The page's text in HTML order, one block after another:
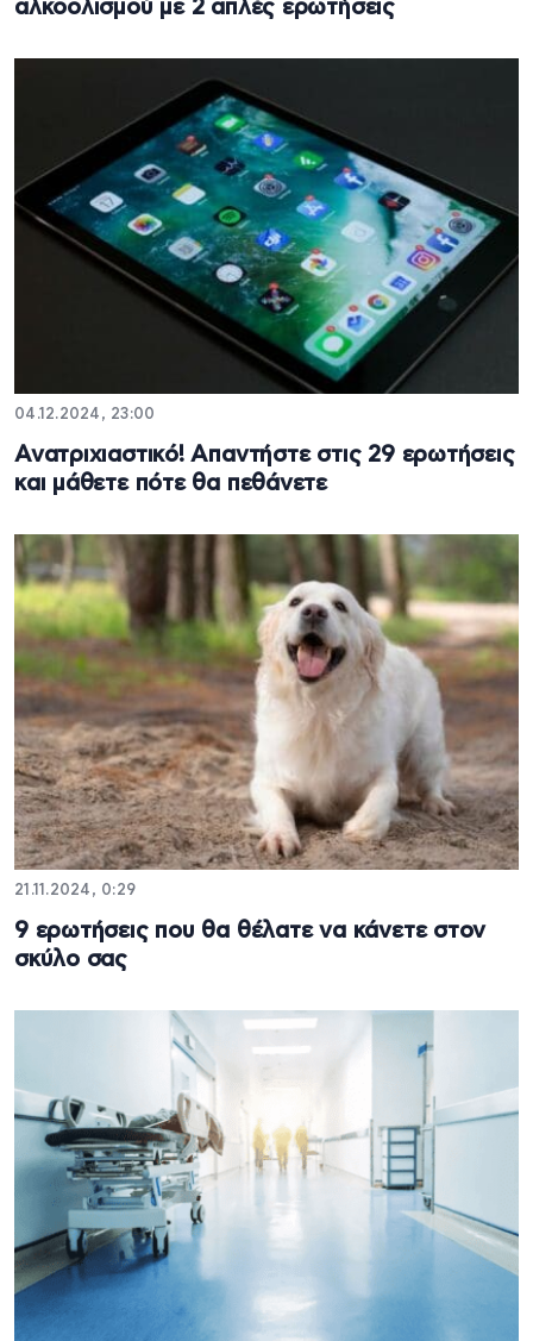
αλκοολισμού με 2 απλές ερωτήσεις
04.12.2024, 23:00
Ανατριχιαστικό! Απαντήστε στις 29 ερωτήσεις
και μάθετε πότε θα πεθάνετε
21.11.2024, 0:29
9 ερωτήσεις που θα θέλατε να κάνετε στον
σκύλο σας